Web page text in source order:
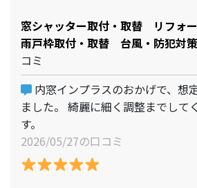
窓シャッター取付・取替 リフォ
雨戸枠取付・取替 台風・防犯対
コミ
内窓インプラスのおかげで、想
ました。 綺麗に細く調整までして
す。
2026/05/27の口コミ